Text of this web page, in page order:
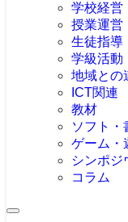
学校経営
授業運営
生徒指導
学級活動
地域との
ICT関連
教材
ソフト・
ゲーム・
シンポジ
コラム